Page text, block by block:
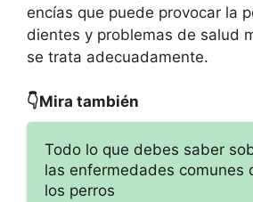
encías que puede provocar la
dientes y problemas de salud
se trata adecuadamente.
👇Mira también
Todo lo que debes saber
las enfermedades comunes
los perros